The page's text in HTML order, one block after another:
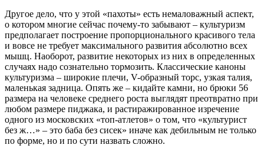
Другое дело, что у этой «пахоты» есть немаловажный аспект,
о котором многие сейчас почему-то забывают – культуризм
предполагает построение пропорционального красивого тела
и вовсе не требует максимального развития абсолютно всех
мышц. Наоборот, развитие некоторых из них в определенных
случаях надо сознательно тормозить. Классические каноны
культуризма – широкие плечи, V-образный торс, узкая талия,
маленькая задница. Опять же – кидайте камни, но брюки 56
размера на человеке среднего роста выглядят преотвратно при
любом размере пиджака, и растиражированное изречение
одного из московских «топ-атлетов» о том, что «культурист
без ж…» – это баба без сисек» иначе как дебильным не только
по форме, но и по сути назвать сложно.